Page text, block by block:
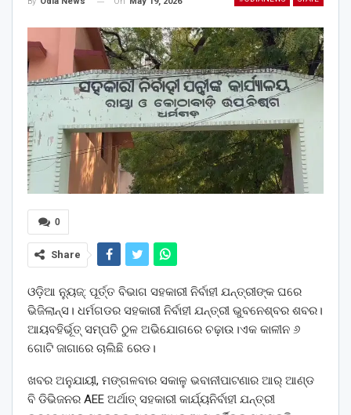
0
Share
ଓଡ଼ିଆ ନ୍ୟୁଜ୍: ପୂର୍ତ୍ତ ବିଭାଗ ସହକାରୀ ନିର୍ବାହୀ ଯନ୍ତ୍ରୀଙ୍କ ଘରେ
ଭିଜିଲାନ୍ସ। ଧର୍ମଗଡର ସହକାରୀ ନିର୍ବାହୀ ଯନ୍ତ୍ରୀ ଭୁବନେଶ୍ବର ଶବର।
ଆୟବହିର୍ଭୂତ୍ ସମ୍ପତି ଠୁଳ ଅଭିଯୋଗରେ ଚଢ଼ାଉ।ଏକ କାଳୀନ ୬
ଗୋଟି ଜାଗାରେ ଚାଲିଛି ରେଡ।
ଖବର ଅନୁଯାୟୀ, ମଙ୍ଗଳବାର ସକାଳୁ ଭବାନୀପାଟଣାର ଆର୍ ଆଣ୍ଡ
ବି ଡିଭିଜନର AEE ଅର୍ଥାତ୍ ସହକାରୀ କାର୍ଯ୍ୟନିର୍ବାହୀ ଯନ୍ତ୍ରୀ